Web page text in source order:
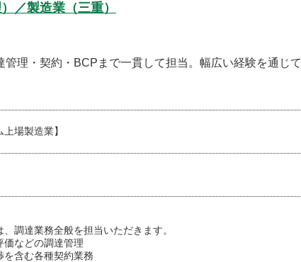
／製造業（三重）
理・契約・BCPまで一貫して担当。幅広い経験を通じて
上場製造業】
、調達業務全般を担当いただきます。
価などの調達管理
を含む各種契約業務